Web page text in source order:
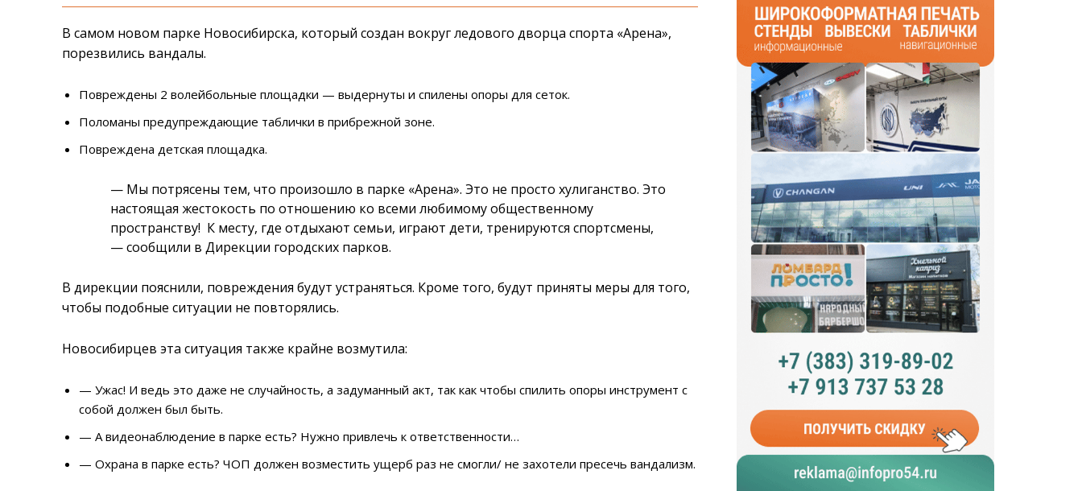
В самом новом парке Новосибирска, который создан вокруг ледового дворца спорта «Арена»,
порезвились вандалы.
Повреждены 2 волейбольные площадки — выдернуты и спилены опоры для сеток.
Поломаны предупреждающие таблички в прибрежной зоне.
Повреждена детская площадка.
— Мы потрясены тем, что произошло в парке «Арена». Это не просто хулиганство. Это
настоящая жестокость по отношению ко всеми любимому общественному
пространству! К месту, где отдыхают семьи, играют дети, тренируются спортсмены,
— сообщили в Дирекции городских парков.
В дирекции пояснили, повреждения будут устраняться. Кроме того, будут приняты меры для того,
чтобы подобные ситуации не повторялись.
Новосибирцев эта ситуация также крайне возмутила:
— Ужас! И ведь это даже не случайность, а задуманный акт, так как чтобы спилить опоры инструмент с
собой должен был быть.
— А видеонаблюдение в парке есть? Нужно привлечь к ответственности…
— Охрана в парке есть? ЧОП должен возместить ущерб раз не смогли/ не захотели пресечь вандализм.